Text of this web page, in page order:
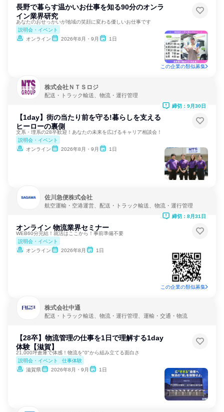
長野で暮らす温かいお仕事を知る90分のオンラ
イン業界研究
あなたのおせっかいが地域の笑顔に変わる優しいお仕事です
説明会・イベント
オンライン
2026年8月・9月 1日
この企業の類似募集
株式会社ＮＴＳロジ
配送・トラック輸送、物流・運行管理
【1day】街の当たり前を守る!暮らしを支える
ヒーローの裏側
文系・理系の28卒歓迎！あなたの未来を広げるキャリア相談会！
説明会・イベント
オンライン
2026年8月・9月 1日
締切：9月30日
佐川急便株式会社
航空運輸・空港運営、配送・トラック輸送、物流・運行管理
オンライン 物流業界セミナー
WEB60分完結！就活はここから！事前準備不要
説明会・イベント
オンライン
2026年8月 1日
締切：8月31日
この企業の類似募集
株式会社中通
配送・トラック輸送、物流・運行管理、運輸・交通・物流
【28卒】物流管理の仕事を1日で理解する1day
体験【滋賀】
21,000坪倉庫で体感！物流を"0"から組み立てる面白さ
説明会・イベント
仕事体験
滋賀県
2026年8月・9月 1日